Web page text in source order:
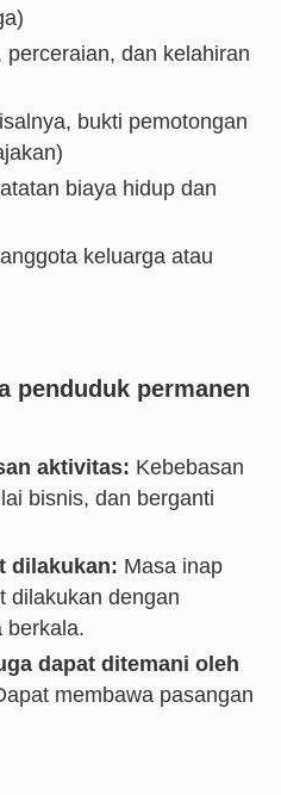
dan kelahiran
bukti pemotongan
biaya hidup dan
keluarga atau
penduduk permanen
aktivitas: Kebebasan
bisnis, dan berganti
dilakukan: Masa inap
dilakukan dengan
berkala.
dapat ditemani oleh
membawa pasangan